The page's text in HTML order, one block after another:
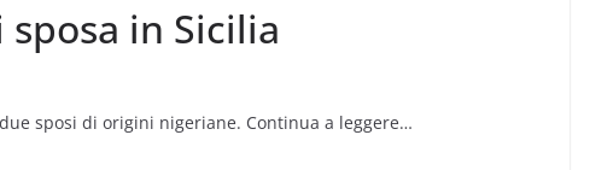
in Sicilia
sposi di origini nigeriane. Continua a leggere…